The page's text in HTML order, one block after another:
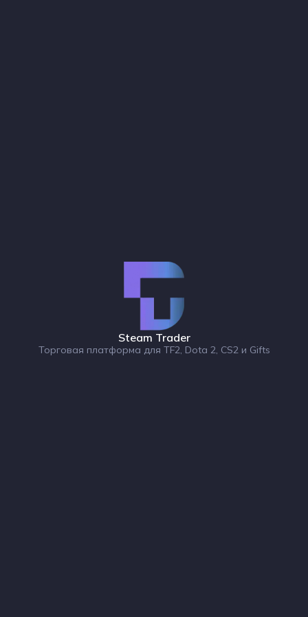
Steam Trader
Торговая платформа для TF2, Dota 2, CS2 и Gifts